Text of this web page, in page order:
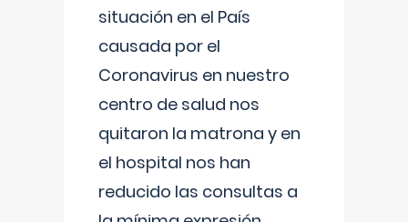
situación en el País
causada por el
Coronavirus en nuestro
centro de salud nos
quitaron la matrona y en
el hospital nos han
reducido las consultas a